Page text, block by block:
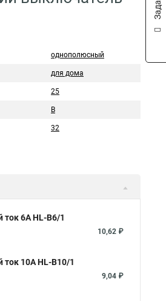
однополюсный
для дома
25
B
32
6А HL-B6/1
10,62 ₽
10А HL-B10/1
9,04 ₽